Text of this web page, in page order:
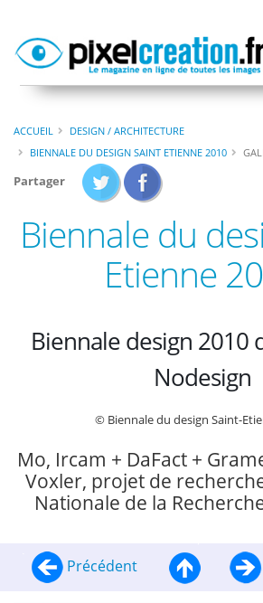
ACCUEIL
DESIGN / ARCHITECTURE
BIENNALE DU DESIGN SAINT ETIENNE 2010
Partager
Biennale du
Etienne
Biennale design 2010
Nodesign
© Biennale du design Saint-
Mo, Ircam + DaFact +
Voxler, projet de
Nationale de la
Précédent